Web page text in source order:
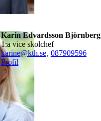
Karin Edvardsson Björnberg
1:a vice skolchef
karine@kth.se, 087909596
Profil